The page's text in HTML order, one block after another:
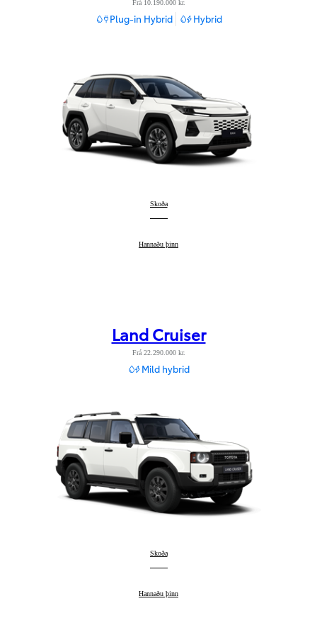
Frá 10.190.000 kr.
Plug-in Hybrid Hybrid
RAV4:
Skoða
RAV4:
Hannaðu þinn
Land Cruiser
Frá 22.290.000 kr.
Mild hybrid
Land Cruiser
Skoða
Land Cruiser:
Hannaðu þinn